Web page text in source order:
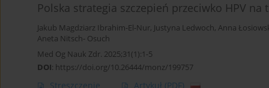
Polska strategia szczepień przeciwko HPV
Jakub Magdziarz Ibrahim-El-Nur, Justyna Ledwoch, Anna
Aneta Nitsch- Osuch
Med Og Nauk Zdr. 2025;31(1):1-5
DOI: https://doi.org/10.26444/monz/199757
Streszczenie Artykuł (PDF)